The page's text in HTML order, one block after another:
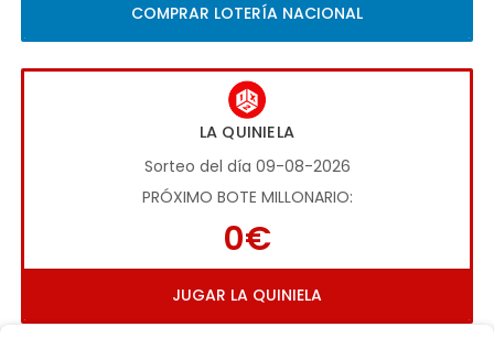
COMPRAR LOTERÍA NACIONAL
LA QUINIELA
Sorteo del día 09-08-2026
PRÓXIMO BOTE MILLONARIO:
0€
JUGAR LA QUINIELA